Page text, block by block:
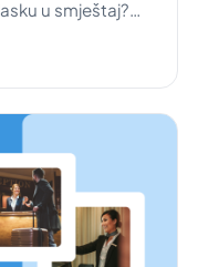
u smještaj?
ima veze s
[…]